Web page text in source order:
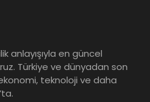
anlayışıyla en güncel
Türkiye ve dünyadan son
teknoloji ve daha